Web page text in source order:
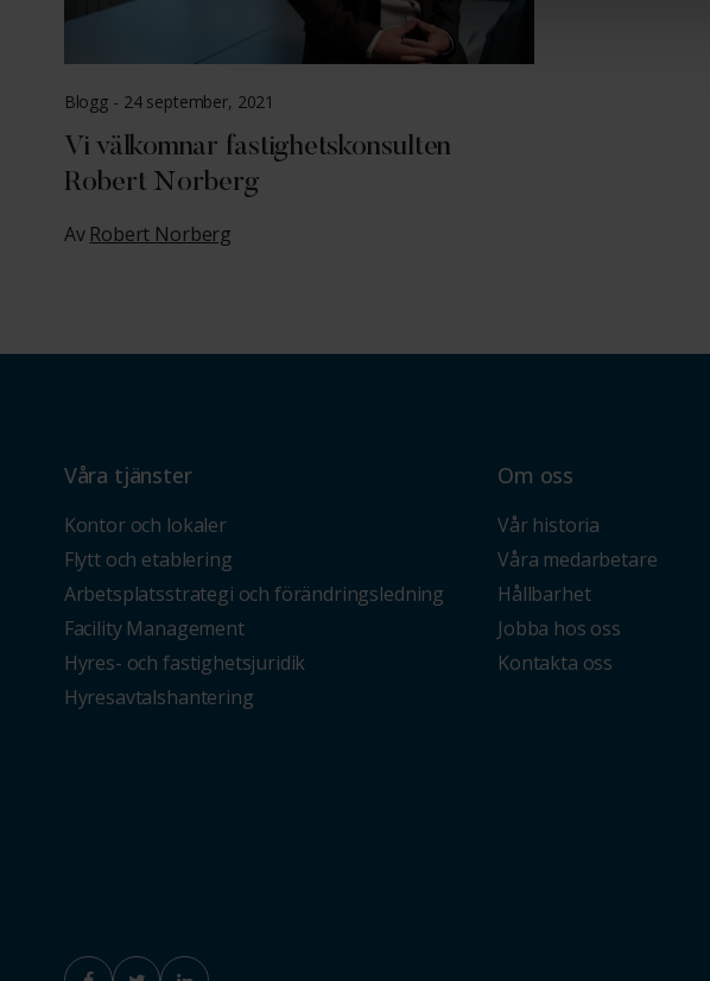
Blogg - 24 september, 2021
Vi välkomnar fastighetskonsulten
Robert Norberg
Av Robert Norberg
Våra tjänster
Kontor och lokaler
Flytt och etablering
Arbetsplatsstrategi och förändringsledning
Facility Management
Hyres- och fastighetsjuridik
Hyresavtalshantering
Om oss
Vår historia
Våra medarbetare
Hållbarhet
Jobba hos oss
Kontakta oss